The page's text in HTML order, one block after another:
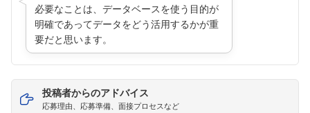
必要なことは、データベースを使う目的が
明確であってデータをどう活用するかが重
要だと思います。
投稿者からのアドバイス
応募理由、応募準備、面接プロセスなど